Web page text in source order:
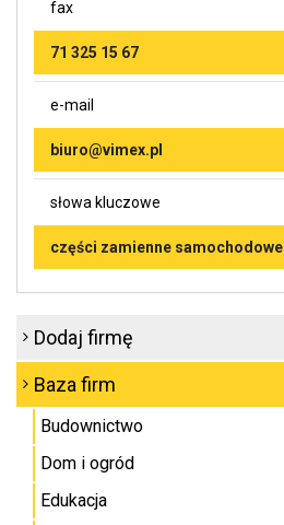
fax
71 325 15 67
e-mail
biuro@vimex.pl
słowa kluczowe
części zamienne samochodowe
Dodaj firmę
Baza firm
Budownictwo
Dom i ogród
Edukacja